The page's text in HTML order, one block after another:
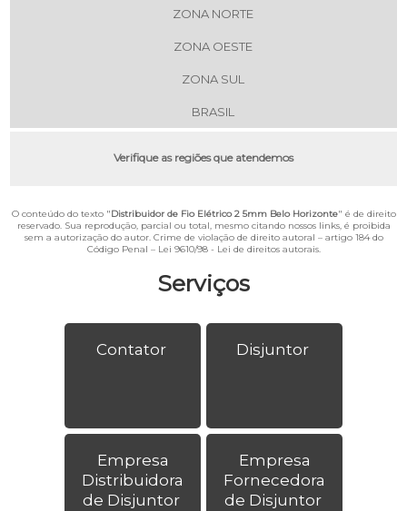
Serviços
Contator Disjuntor
Empresa
Distribuidora
de Disjuntor
Empresa
Fornecedora
de Disjuntor
ZONA NORTE
ZONA OESTE
ZONA SUL
BRASIL
Verifique as regiões que atendemos
O conteúdo do texto "Distribuidor de Fio Elétrico 2 5mm Belo Horizonte" é de direito
reservado. Sua reprodução, parcial ou total, mesmo citando nossos links, é proibida
sem a autorização do autor. Crime de violação de direito autoral – artigo 184 do
Código Penal – Lei 9610/98 - Lei de direitos autorais.